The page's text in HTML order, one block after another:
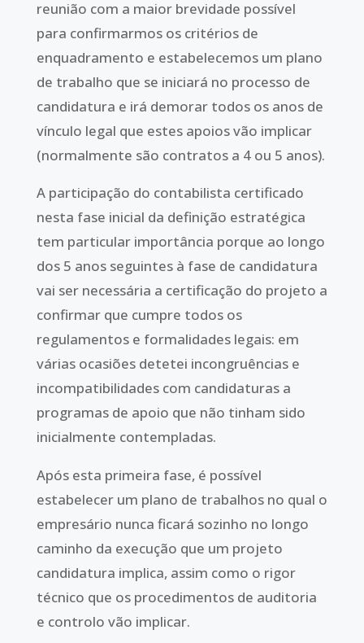
reunião com a maior brevidade possível
para confirmarmos os critérios de
enquadramento e estabelecemos um plano
de trabalho que se iniciará no processo de
candidatura e irá demorar todos os anos de
vínculo legal que estes apoios vão implicar
(normalmente são contratos a 4 ou 5 anos).
A participação do contabilista certificado
nesta fase inicial da definição estratégica
tem particular importância porque ao longo
dos 5 anos seguintes à fase de candidatura
vai ser necessária a certificação do projeto a
confirmar que cumpre todos os
regulamentos e formalidades legais: em
várias ocasiões detetei incongruências e
incompatibilidades com candidaturas a
programas de apoio que não tinham sido
inicialmente contempladas.
Após esta primeira fase, é possível
estabelecer um plano de trabalhos no qual o
empresário nunca ficará sozinho no longo
caminho da execução que um projeto
candidatura implica, assim como o rigor
técnico que os procedimentos de auditoria
e controlo vão implicar.